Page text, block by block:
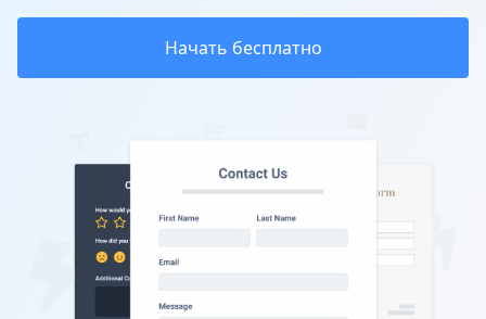
Начать бесплатно